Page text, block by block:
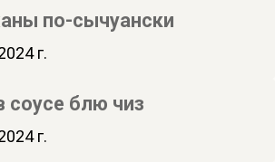
по-сычуански
г.
соусе блю чиз
г.